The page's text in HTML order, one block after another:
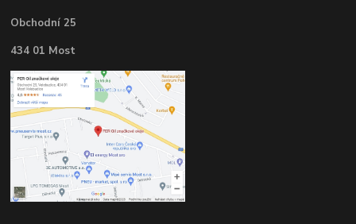
Obchodní 25
434 01 Most